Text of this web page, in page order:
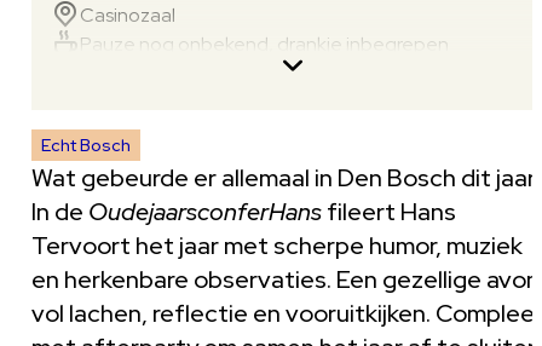
Echt Bosch
Wat gebeurde er allemaal in Den Bosch dit
In de OudejaarsconferHansfileert Hans
Tervoort het jaar met scherpe humor, muziek
en herkenbare observaties. Een gezellige
vol lachen, reflectie en vooruitkijken.
Casinozaal
Pauze nog onbekend, drankje inbegrepen